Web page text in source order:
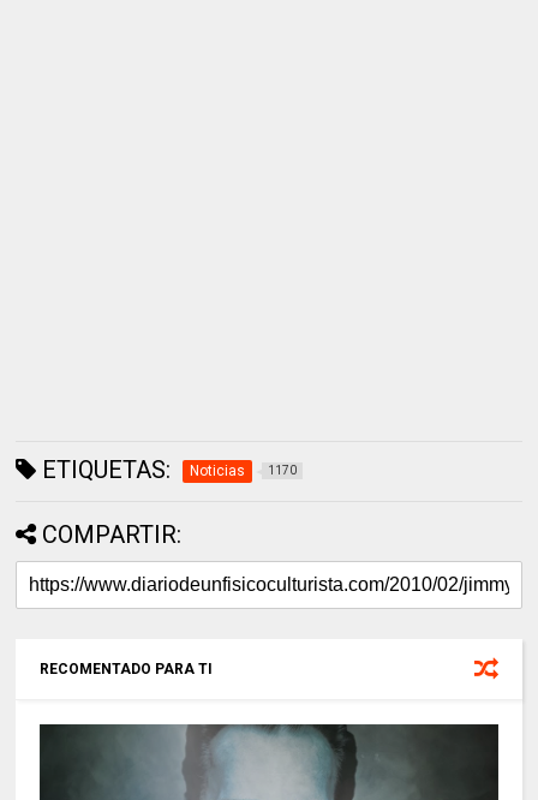
ETIQUETAS: Noticias 1170
COMPARTIR:
RECOMENTADO PARA TI